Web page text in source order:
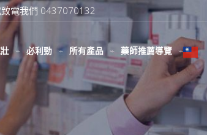
電我們 0437070132
必利勁 所有產品 藥師推薦導覽